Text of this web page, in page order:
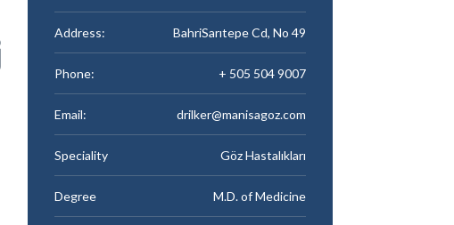
Address: BahriSarıtepe Cd, No 49
Phone: + 505 504 9007
Email: drilker@manisagoz.com
Speciality Göz Hastalıkları
Degree M.D. of Medicine